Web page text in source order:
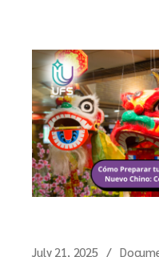
July 21, 2025